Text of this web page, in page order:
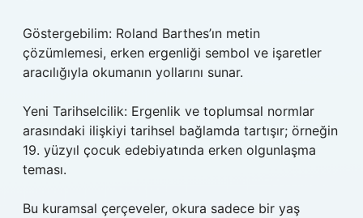
Göstergebilim: Roland Barthes’ın metin
çözümlemesi, erken ergenliği sembol ve işaretler
aracılığıyla okumanın yollarını sunar.
Yeni Tarihselcilik: Ergenlik ve toplumsal normlar
arasındaki ilişkiyi tarihsel bağlamda tartışır; örneğin
19. yüzyıl çocuk edebiyatında erken olgunlaşma
teması.
Bu kuramsal çerçeveler, okura sadece bir yaş